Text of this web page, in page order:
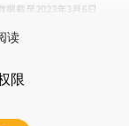
读
限